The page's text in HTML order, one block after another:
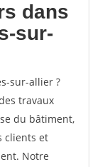
dans
sur-
sur-allier ?
travaux
du bâtiment,
clients et
Notre